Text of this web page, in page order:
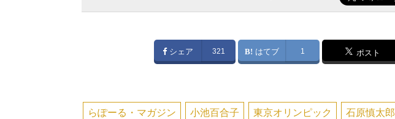
シェア 321 はてブ 1 ポスト
らぽーる・マガジン 小池百合子 東京オリンピック 石原慎太郎